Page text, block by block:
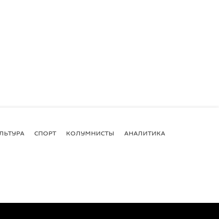
СПОРТ КОЛУМНИСТЫ АНАЛИТИКА